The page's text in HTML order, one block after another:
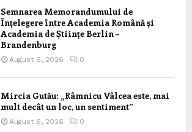
Semnarea Memorandumului de
Înțelegere între Academia Română și
Academia de Științe Berlin –
Brandenburg
August 6, 2026 0
Mircia Gutău: „Râmnicu Vâlcea este, mai
mult decât un loc, un sentiment”
August 6, 2026 0